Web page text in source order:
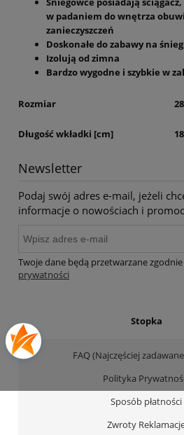
w padaniem do wnętrza
zanieczyszczeń
Doskonałe do zabawy na
Izolują od zimna
Bardzo wygodne i szybkie w
Rozmiar 28
Długość wkładki [cm]
Newsletter
Podaj swój adres e-mail, jeżeli
informacje o nowościach i
Twoje dane będą przetwarzane zgodnie
prywatności
Stopka
FAQ (Najczęściej
Polityka
Sposób płatności
Zwroty